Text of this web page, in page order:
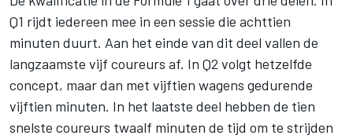
Q1 rijdt iedereen mee in een sessie die achttien
minuten duurt. Aan het einde van dit deel vallen de
langzaamste vijf coureurs af. In Q2 volgt hetzelfde
concept, maar dan met vijftien wagens gedurende
vijftien minuten. In het laatste deel hebben de tien
snelste coureurs twaalf minuten de tijd om te strijden